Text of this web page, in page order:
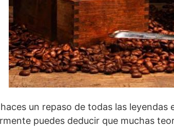
un repaso de todas las
puedes deducir que muchas